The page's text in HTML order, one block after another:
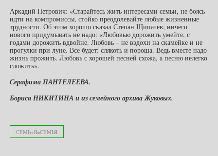
Аркадий Петрович: «Старайтесь жить интересами семьи, не боясь
идти на компромиссы, стойко преодолевайте любые жизненные
трудности. Об этом хорошо сказал Степан Щипачев, ничего
нового придумывать не надо: «Любовью дорожить умейте, с
годами дорожить вдвойне. Любовь – не вздохи на скамейке и не
прогулки при луне. Все будет: слякоть и пороша. Ведь вместе надо
жизнь прожить. Любовь с хорошей песней схожа, а песню нелегко
сложить».
Серафима ПАНТЕЛЕЕВА.
Бориса НИКИТИНА и из семейного архива Жуковых.
СЕМЬ+Я=СЕМЬЯ